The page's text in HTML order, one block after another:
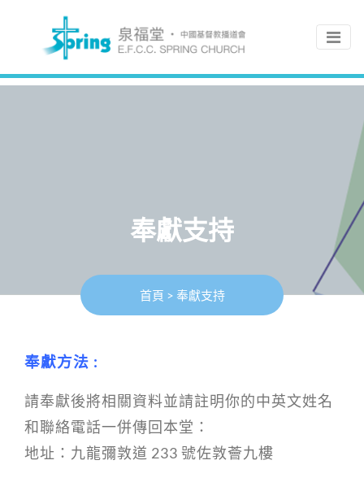
奉獻支持
首頁 > 奉獻支持
奉獻方法 :
請奉獻後將相關資料並請註明你的中英文姓名
和聯絡電話一併傳回本堂：
地址：九龍彌敦道 233 號佐敦薈九樓